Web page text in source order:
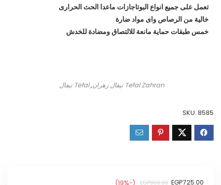
تعمل على جميع انواع البوتاجازات ماعدا الحث الحرارى
خالية من الرصاص واى مواد ضارة
خمس طبقات حماية مانعة للالتصاق ومضادة للخدش
Tefal Zahran تيفال زهران ,Tefal تيفال
SKU: 8585
EGP900.00 EGP725.00
(-19%)